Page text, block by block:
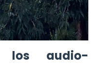
audio-